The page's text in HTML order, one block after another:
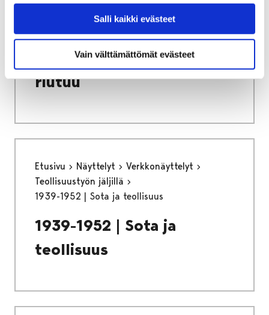
Salli kaikki evästeet
Vain välttämättömät evästeet
Teollisuustyön jäljillä
1636-1765 | Kaupunki
riutuu
Etusivu Näyttelyt
Verkkonäyttelyt
Teollisuustyön jäljillä
1939-1952 | Sota ja teollisuus
1939-1952 | Sota ja
teollisuus